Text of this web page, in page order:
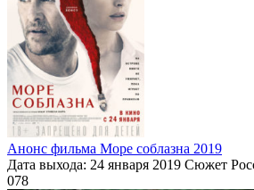
Анонс фильма Море соблазна 2019
Дата выхода: 24 января 2019 Сюжет
078